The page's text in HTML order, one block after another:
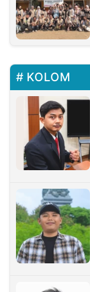
KOLOM